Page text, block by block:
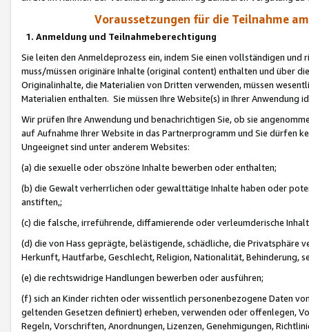
Voraussetzungen für die Teilnahme
1. Anmeldung und Teilnahmeberechtigung
Sie leiten den Anmeldeprozess ein, indem Sie einen vollständigen
muss/müssen originäre Inhalte (original content) enthalten und über
Originalinhalte, die Materialien von Dritten verwenden, müssen
Materialien enthalten. Sie müssen Ihre Website(s) in Ihrer Anwendung
Wir prüfen Ihre Anwendung und benachrichtigen Sie, ob sie
auf Aufnahme Ihrer Website in das Partnerprogramm und Sie dürfen
Ungeeignet sind unter anderem Websites:
(a) die sexuelle oder obszöne Inhalte bewerben oder enthalten;
(b) die Gewalt verherrlichen oder gewalttätige Inhalte haben oder
anstiften,;
(c) die falsche, irreführende, diffamierende oder verleumderische
(d) die von Hass geprägte, belästigende, schädliche, die Privatsphäre
Herkunft, Hautfarbe, Geschlecht, Religion, Nationalität, Behinderung,
(e) die rechtswidrige Handlungen bewerben oder ausführen;
(f) sich an Kinder richten oder wissentlich personenbezogene Daten
geltenden Gesetzen definiert) erheben, verwenden oder offenlegen,
Regeln, Vorschriften, Anordnungen, Lizenzen, Genehmigungen,